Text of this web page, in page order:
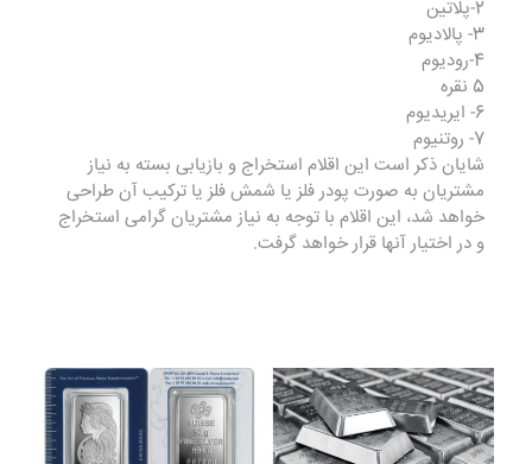
2-پلاتین
3- پالادیوم
4-رودیوم
5 نقره
6- ایریدیوم
7- روتنیوم
شایان ذکر است این اقلام استخراج و بازیابی بسته به نیاز
مشتریان به صورت پودر فلز یا شمش فلز یا ترکیب آن طراحی
خواهد شد، این اقلام با توجه به نیاز مشتریان گرامی استخراج
و در اختیار آنها قرار خواهد گرفت.